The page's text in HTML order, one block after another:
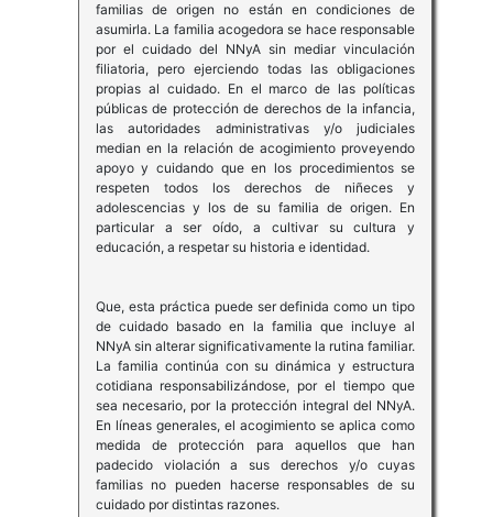
familias de origen no están en condiciones de
asumirla. La familia acogedora se hace responsable
por el cuidado del NNyA sin mediar vinculación
filiatoria, pero ejerciendo todas las obligaciones
propias al cuidado. En el marco de las políticas
públicas de protección de derechos de la infancia,
las autoridades administrativas y/o judiciales
median en la relación de acogimiento proveyendo
apoyo y cuidando que en los procedimientos se
respeten todos los derechos de niñeces y
adolescencias y los de su familia de origen. En
particular a ser oído, a cultivar su cultura y
educación, a respetar su historia e identidad.
Que, esta práctica puede ser definida como un tipo
de cuidado basado en la familia que incluye al
NNyA sin alterar significativamente la rutina familiar.
La familia continúa con su dinámica y estructura
cotidiana responsabilizándose, por el tiempo que
sea necesario, por la protección integral del NNyA.
En líneas generales, el acogimiento se aplica como
medida de protección para aquellos que han
padecido violación a sus derechos y/o cuyas
familias no pueden hacerse responsables de su
cuidado por distintas razones.